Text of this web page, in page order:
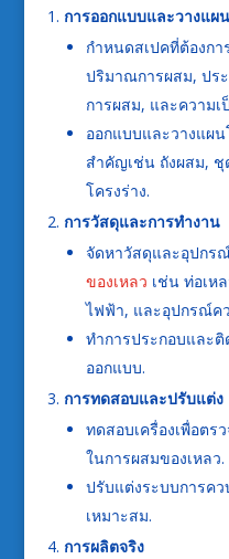
การออกแบบและวางแผน
กำหนดสเปคที่ต้องกา
ปริมาณการผสม, ประ
การผสม, และความเ
ออกแบบและวางแผน
สำคัญเช่น ถังผสม,
โครงร่าง.
การวัสดุและการทำงาน
จัดหาวัสดุและอุปกร
ของเหลว เช่น ท่อเ
ไฟฟ้า, และอุปกรณ์ค
ทำการประกอบและ
ออกแบบ.
การทดสอบและปรับแต่ง
ทดสอบเครื่องเพื่อตร
ในการผสมของเหลว.
ปรับแต่งระบบการคว
เหมาะสม.
การผลิตจริง